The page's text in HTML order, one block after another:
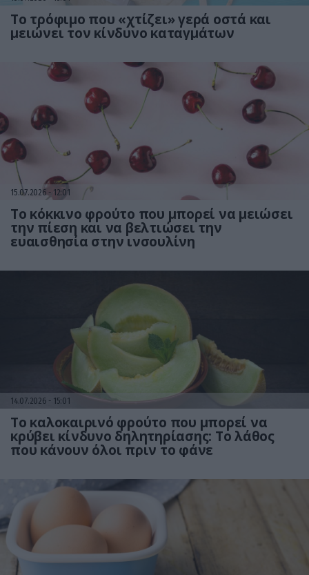
Το τρόφιμο που «χτίζει» γερά οστά και
μειώνει τον κίνδυνο καταγμάτων
15.07.2026 12:01
Το κόκκινο φρούτο που μπορεί να μειώσει
την πίεση και να βελτιώσει την
ευαισθησία στην ινσουλίνη
14.07.2026 15:01
Το καλοκαιρινό φρούτο που μπορεί να
κρύβει κίνδυνο δηλητηρίασης: Το λάθος
που κάνουν όλοι πριν το φάνε